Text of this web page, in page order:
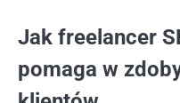
Jak freelancer
pomaga w